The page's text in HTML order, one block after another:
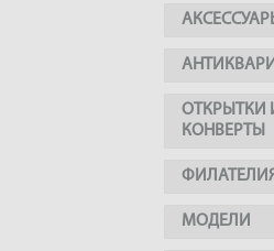
ОТКРЫТКИ
КОНВЕРТЫ
МОДЕЛИ